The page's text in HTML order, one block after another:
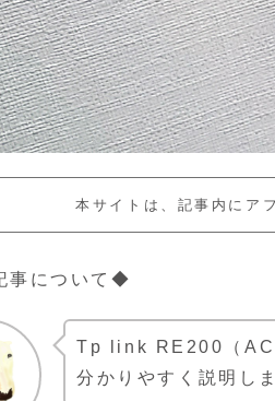
本サイトは、記事内にア
事について◆
Tp link RE200（
分かりやすく説明し